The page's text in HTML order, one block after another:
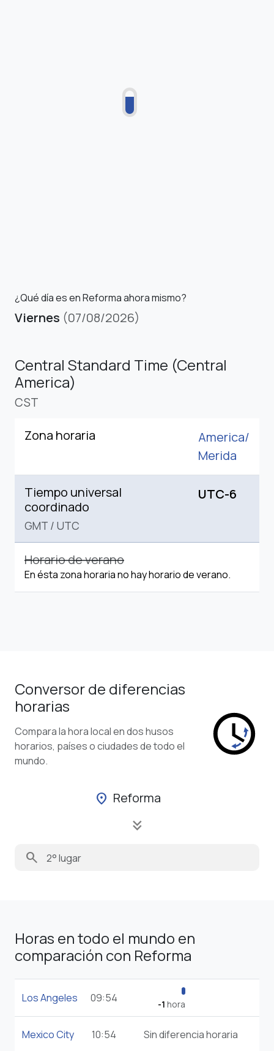
¿Qué día es en Reforma ahora mismo?
Viernes (07/08/2026)
Central Standard Time (Central
America)
CST
Zona horaria
America/
Merida
Tiempo universal
coordinado
GMT / UTC
UTC-6
Horario de verano
En ésta zona horaria no hay horario de verano.
Conversor de diferencias
horarias
Compara la hora local en dos husos
horarios, países o ciudades de todo el
mundo.
location_on Reforma
keyboard_double_arrow_down
search
Horas en todo el mundo en
comparación con Reforma
Los Angeles 09:54 -1 hora
Mexico City 10:54 Sin diferencia horaria